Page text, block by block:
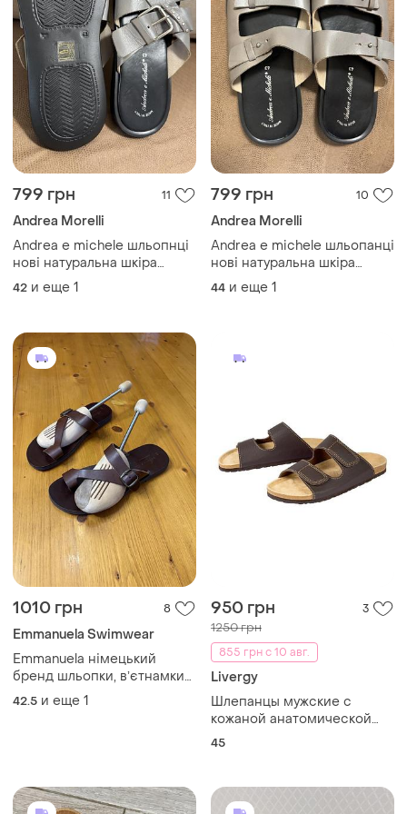
799 грн 11
Andrea Morelli
Andrea e michele шльопнці
нові натуральна шкіра
оригінал
42 и еще 1
799 грн 10
Andrea Morelli
Andrea e michele шльопанці
нові натуральна шкіра
зручні оригінал!
44 и еще 1
1010 грн 8
Emmanuela Swimwear
Emmanuela німецький
бренд шльопки, вʼєтнамки
шкіряні
42.5 и еще 1
950 грн 3
1250 грн
855 грн с 10 авг.
Livergy
Шлепанцы мужские с
кожаной анатомической
стелькой 45, 28,5 см livergy
45